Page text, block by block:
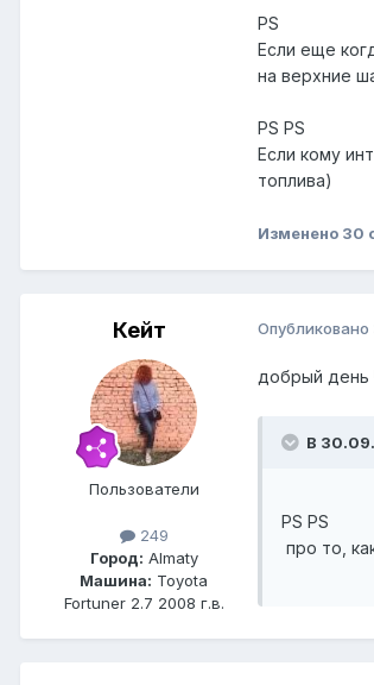
PS
Если еще
на верхние
PS PS
Если кому
топлива)
Изменено 30
Кейт
Пользователи
249
Город: Almaty
Машина: Toyota
Fortuner 2.7 2008 г.в.
Опубликовано
добрый день
В
PS PS
про то,